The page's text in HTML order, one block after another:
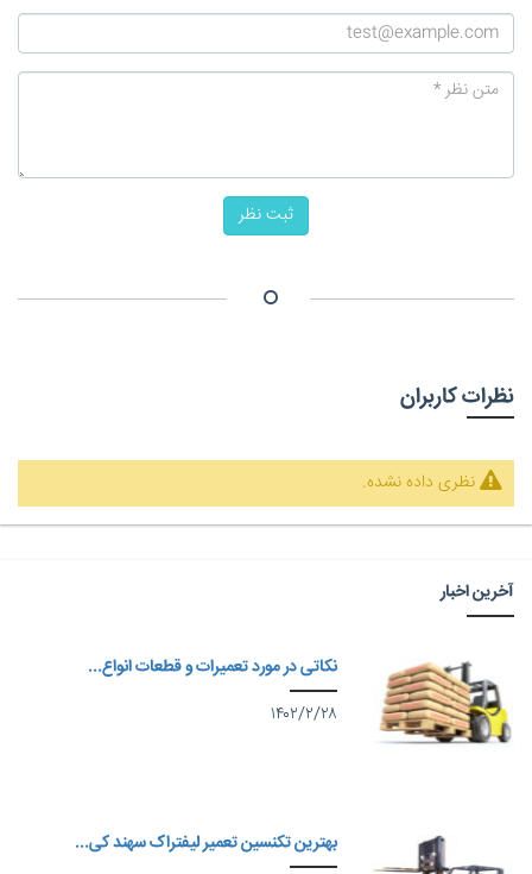
ثبت نظر
نظرات کاربران
نظری داده نشده.
آخرین اخبار
نکاتی در مورد تعمیرات و قطعات انواع...
۱۴۰۲/۲/۲۸
بهترین تکنسین تعمیر لیفتراک سهند کی...